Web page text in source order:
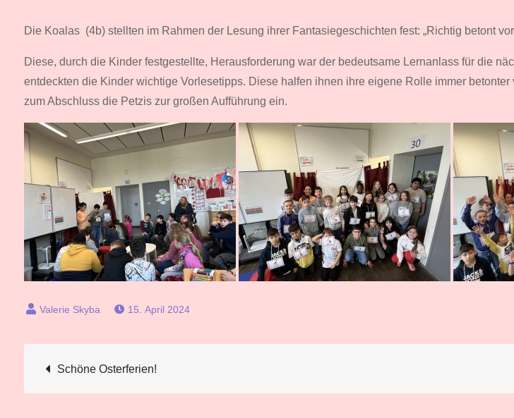
Die Koalas (4b) stellten im Rahmen der Lesung ihrer Fantasiegeschichten fest: „Richtig betont
Diese, durch die Kinder festgestellte, Herausforderung war der bedeutsame Lernanlass für die
entdeckten die Kinder wichtige Vorlesetipps. Diese halfen ihnen ihre eigene Rolle immer
zum Abschluss die Petzis zur großen Aufführung ein.
15. April 2024
Beitragsnavigation
Schöne Osterferien!